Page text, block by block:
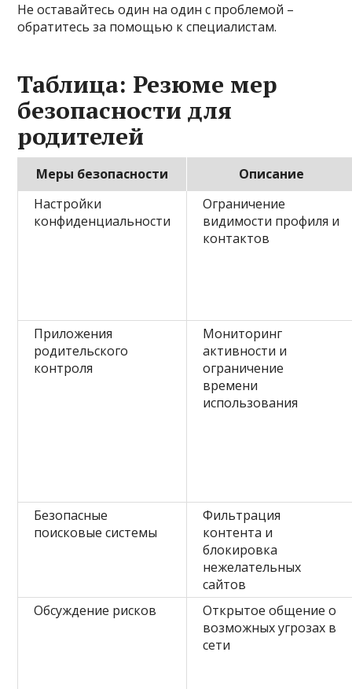
Не оставайтесь один на один с проблемой –
обратитесь за помощью к специалистам.
Таблица: Резюме мер
безопасности для
родителей
Меры безопасности
Описание
Настройки
конфиденциальности
Ограничение
видимости профиля и
контактов
Приложения
родительского
контроля
Мониторинг
активности и
ограничение
времени
использования
Безопасные
поисковые системы
Фильтрация
контента и
блокировка
нежелательных
сайтов
Обсуждение рисков
Открытое общение о
возможных угрозах в
сети